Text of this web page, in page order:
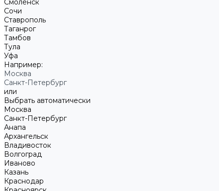
Смоленск
Сочи
Ставрополь
Таганрог
Тамбов
Тула
Уфа
Например:
Москва
Санкт-Петербург
или
Выбрать автоматически
Москва
Санкт-Петербург
Анапа
Архангельск
Владивосток
Волгоград
Иваново
Казань
Краснодар